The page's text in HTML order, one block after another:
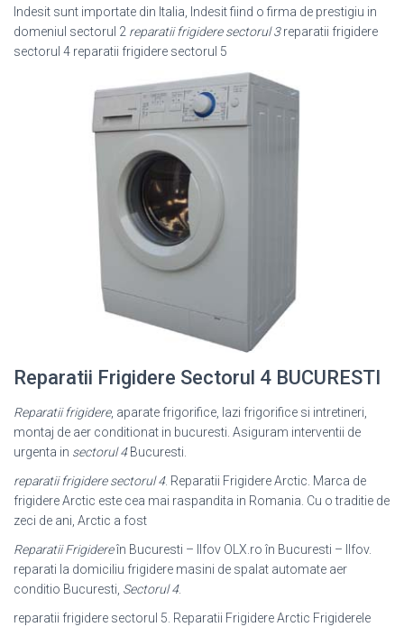
Indesit sunt importate din Italia, Indesit fiind o firma de prestigiu in
domeniul sectorul 2 reparatii frigidere sectorul 3reparatii frigidere
sectorul 4 reparatii frigidere sectorul 5
Reparatii Frigidere Sectorul 4 BUCURESTI
Reparatii frigidere, aparate frigorifice, lazi frigorifice si intretineri,
montaj de aer conditionat in bucuresti. Asiguram interventii de
urgenta in sectorul 4Bucuresti.
reparatii frigidere sectorul 4. Reparatii Frigidere Arctic. Marca de
frigidere Arctic este cea mai raspandita in Romania. Cu o traditie de
zeci de ani, Arctic a fost
Reparatii Frigidereîn Bucuresti – Ilfov OLX.ro în Bucuresti – Ilfov.
reparati la domiciliu frigidere masini de spalat automate aer
conditio Bucuresti, Sectorul 4.
reparatii frigidere sectorul 5. Reparatii Frigidere Arctic Frigiderele